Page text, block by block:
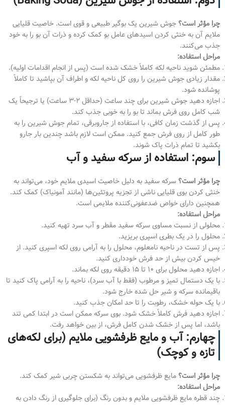
چرا مؤثر است؟جوش شیرین یک بوگیر طبیعی و قوی است. خاصیت قلیایی
ملایم آن به خنثی کردن اسیدهای عامل بو کمک کرده و ذرات آن بو را به خود
جذب می‌کنند.
مراحل استفاده:
مطمئن شوید ناحیه لکه کاملاً خشک شده است (پس از انجام اقدامات اولیه).
مقدار زیادی جوش شیرین را روی کل ناحیه لکه و اطراف آن بپاشید تا کاملاً
پوشانده شود.
اجازه دهید جوش شیرین برای چند ساعت (حداقل ۲-۳ ساعت) یا ترجیحاً یک
شب کامل روی فرش بماند تا بو را به خوبی جذب کند.
پس از گذشت زمان کافی، با استفاده از جاروبرقی، تمام جوش شیرین را به
طور کامل از روی فرش جمع کنید. ممکن است لازم باشد چندین بار جارو
بکشید تا تمام ذرات پاک شوند.
سوم: استفاده از سرکه سفید و آب
چرا مؤثر است؟سرکه سفید به دلیل خاصیت اسیدی ملایم خود، می‌تواند به
خنثی کردن بوی قلیایی ناشی از تجزیه پروتئین‌ها (مانند آمونیاک) کمک کند.
همچنین دارای خواص ضدعفونی‌کننده ملایمی است.
مراحل استفاده:
محلولی از نسبت مساوی سرکه سفید مقطر و آب سرد تهیه کنید.
محلول را در یک بطری اسپری بریزید.
پس از تست در ناحیه نامعلوم، محلول را به آرامی روی لکه اسپری کنید. از
خیس کردن بیش از حد فرش خودداری کنید.
اجازه دهید محلول برای ۱۰ تا ۱۵ دقیقه روی لکه بماند.
با یک دستمال تمیز و مرطوب (فقط با آب سرد)، ناحیه را به آرامی پاک کنید تا
باقیمانده سرکه و شیر حل شده خارج شود.
با یک حوله خشک، رطوبت را تا حد امکان جذب کنید.
اجازه دهید فرش کاملاً خشک شود. بوی سرکه ممکن است در ابتدا کمی تند
باشد، اما پس از خشک شدن کامل فرش، از بین خواهد رفت.
چهارم: آب و مایع ظرفشویی ملایم (برای لکه‌های
تازه و کوچک)
چرا مؤثر است؟مایع ظرفشویی می‌تواند به شکستن چربی شیر کمک کند.
مراحل استفاده:
چند قطره مایع ظرفشویی ملایم و بدون رنگ (برای جلوگیری از رنگ دادن به